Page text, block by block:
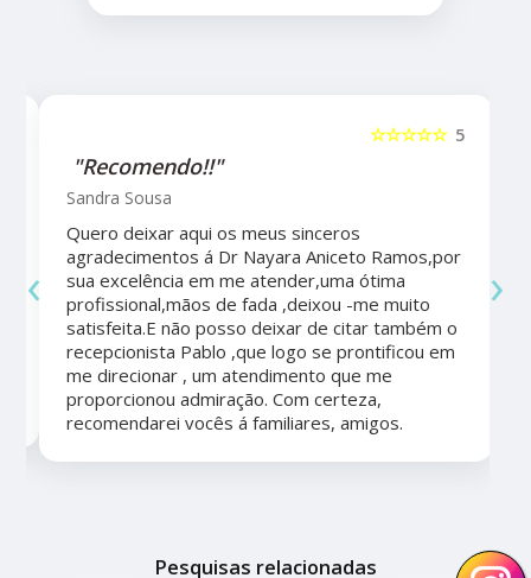
5
☆☆☆☆☆
"Recomendo!!"
Sandra Sousa
Quero deixar aqui os meus sinceros
agradecimentos á Dr Nayara Aniceto Ramos,por
sua excelência em me atender,uma ótima
profissional,mãos de fada ,deixou -me muito
satisfeita.E não posso deixar de citar também o
recepcionista Pablo ,que logo se prontificou em
me direcionar , um atendimento que me
proporcionou admiração. Com certeza,
recomendarei vocês á familiares, amigos.
‹ ›
Pesquisas relacionadas